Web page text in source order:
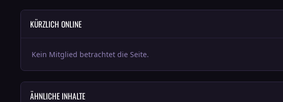
KÜRZLICH ONLINE
Kein Mitglied betrachtet die Seite.
ÄHNLICHE INHALTE